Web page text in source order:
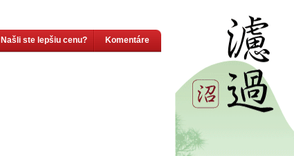
Našli ste lepšiu cenu? Komentáre